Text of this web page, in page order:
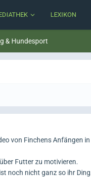
LEXIKON
& Hundesport
von Finchens Anfängen
Futter zu motivieren.
noch nicht ganz so ihr